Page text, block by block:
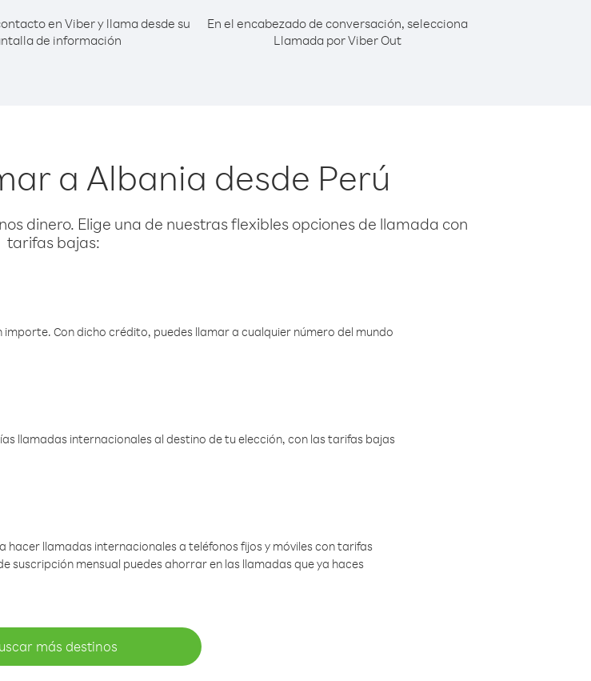
en Viber y llama desde su
de información
En el encabezado de conversación, selecciona
Llamada por Viber Out
a Albania desde Perú
dinero. Elige una de nuestras flexibles opciones de llamada con
tarifas bajas:
Con dicho crédito, puedes llamar a cualquier número del mundo
llamadas internacionales al destino de tu elección, con las tarifas bajas
llamadas internacionales a teléfonos fijos y móviles con tarifas
suscripción mensual puedes ahorrar en las llamadas que ya haces
más destinos